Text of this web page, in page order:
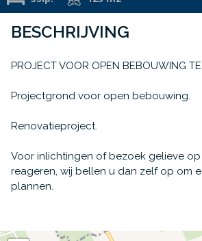
BESCHRIJVING
PROJECT VOOR OPEN BEBOUWING
Projectgrond voor open bebouwing.
Renovatieproject.
Voor inlichtingen of bezoek gelieve
reageren, wij bellen u dan zelf op om
plannen.